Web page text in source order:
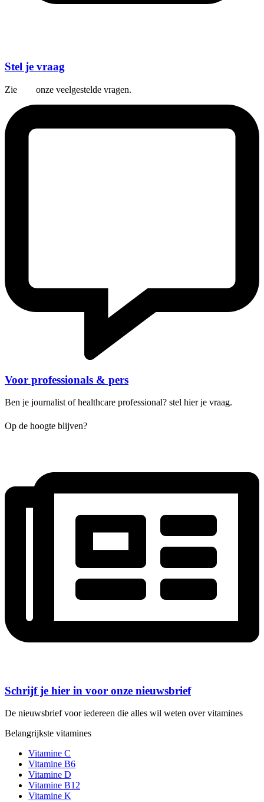
Stel je vraag
Zie onze veelgestelde vragen.
Voor professionals & pers
Ben je journalist of healthcare professional? stel hier je vraag.
Op de hoogte blijven?
Schrijf je hier in voor onze nieuwsbrief
De nieuwsbrief voor iedereen die alles wil weten over vitamines
Belangrijkste vitamines
Vitamine C
Vitamine B6
Vitamine D
Vitamine B12
Vitamine K